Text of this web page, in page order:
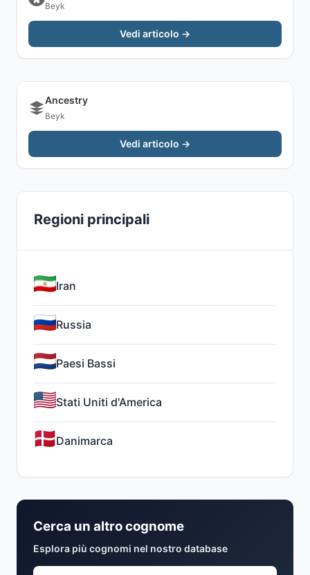
Beyk
Vedi articolo →
Ancestry
Beyk
Vedi articolo →
Regioni principali
Iran
Russia
Paesi Bassi
Stati Uniti d'America
Danimarca
Cerca un altro cognome
Esplora più cognomi nel nostro database